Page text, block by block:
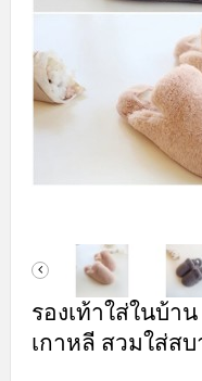
รองเท้าใส่ในบ้า
เกาหลี สวมใส่ส